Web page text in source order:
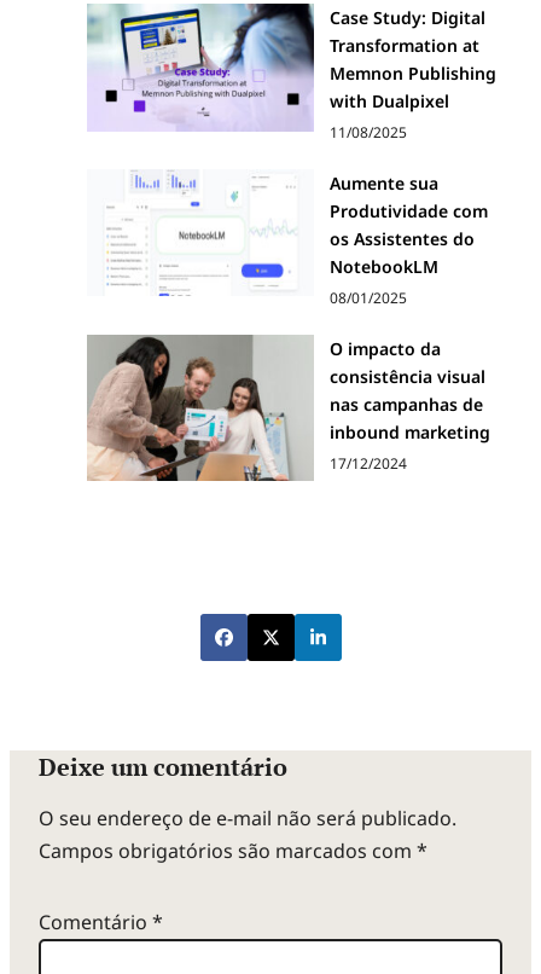
Case Study: Digital
Transformation at
Memnon Publishing
with Dualpixel
11/08/2025
Aumente sua
Produtividade com
os Assistentes do
NotebookLM
08/01/2025
O impacto da
consistência visual
nas campanhas de
inbound marketing
17/12/2024
Deixe um comentário
O seu endereço de e-mail não será publicado.
Campos obrigatórios são marcados com *
Comentário *